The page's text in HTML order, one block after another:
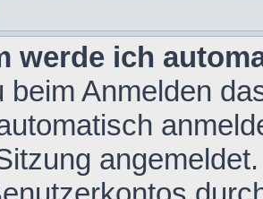
werde ich
beim Anmelden